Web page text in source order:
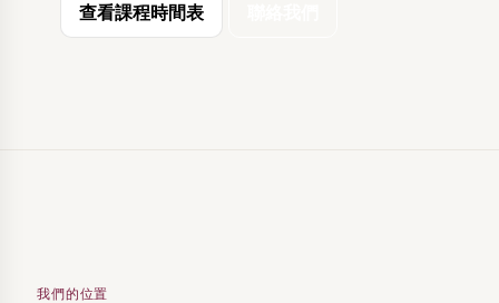
查看課程時間表
我們的位置